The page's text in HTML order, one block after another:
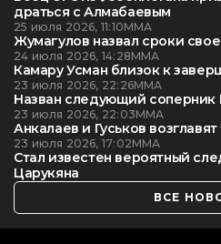
драться с Алмабаевым
25 июля 2026, 11:10ММА
Жумагулов назвал сроки
24 июля 2026, 14:28ММА
Камару Усман близок к
23 июля 2026, 22:26ММА
Назван следующий соперник
23 июля 2026, 22:03ММА
Анкалаев и Гуськов
23 июля 2026, 17:02ММА
Стал известен вероятный
Царукяна
ВСЕ